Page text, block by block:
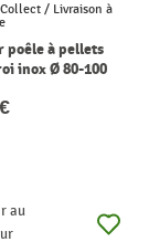
/ Livraison à
poêle à pellets
inox Ø 80-100
€
au